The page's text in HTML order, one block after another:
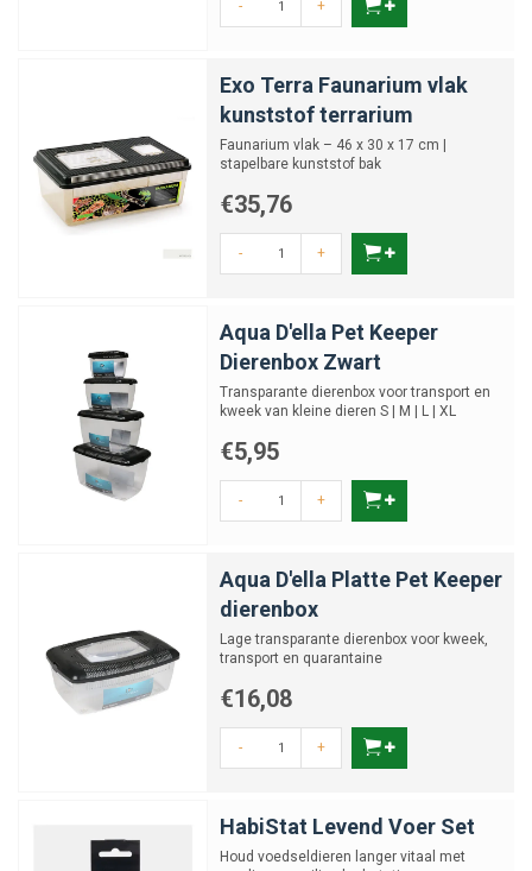
scherp geprijsd en van hoge kwaliteit, zodat jouw insectenkweek
- +
Exo Terra Faunarium vlak
kunststof terrarium
Faunarium vlak – 46 x 30 x 17 cm |
stapelbare kunststof bak
€35,76
- +
Aqua D'ella Pet Keeper
Dierenbox Zwart
Transparante dierenbox voor transport en
kweek van kleine dieren S | M | L | XL
€5,95
- +
Aqua D'ella Platte Pet Keeper
dierenbox
Lage transparante dierenbox voor kweek,
transport en quarantaine
€16,08
- +
HabiStat Levend Voer Set
Houd voedseldieren langer vitaal met